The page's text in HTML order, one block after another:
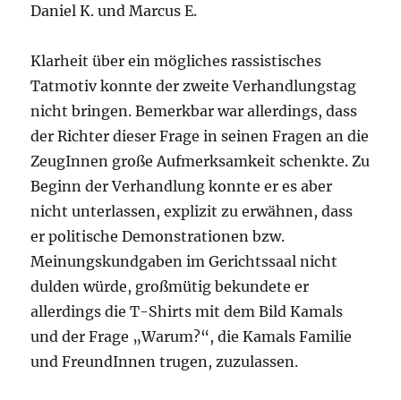
Daniel K. und Marcus E.
Klarheit über ein mögliches rassistisches
Tatmotiv konnte der zweite Verhandlungstag
nicht bringen. Bemerkbar war allerdings, dass
der Richter dieser Frage in seinen Fragen an die
ZeugInnen große Aufmerksamkeit schenkte. Zu
Beginn der Verhandlung konnte er es aber
nicht unterlassen, explizit zu erwähnen, dass
er politische Demonstrationen bzw.
Meinungskundgaben im Gerichtssaal nicht
dulden würde, großmütig bekundete er
allerdings die T-Shirts mit dem Bild Kamals
und der Frage „Warum?“, die Kamals Familie
und FreundInnen trugen, zuzulassen.